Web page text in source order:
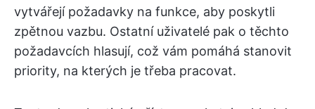
vytvářejí požadavky na funkce, aby poskytli
zpětnou vazbu. Ostatní uživatelé pak o těchto
požadavcích hlasují, což vám pomáhá stanovit
priority, na kterých je třeba pracovat.